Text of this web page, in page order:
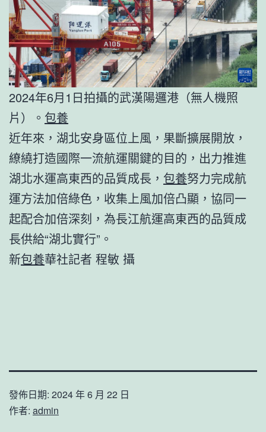
2024年6月1日拍攝的武漢陽邏港（無人機照
片）。 包養
近年來，湖北安身區位上風，果斷擴展開放，
繚繞打造國際一流航運關鍵的目的，出力推進
湖北水運高東西的品質成長， 包養努力完成航
運方法加倍綠色，收集上風加倍凸顯，協同一
起配合加倍深刻，為長江航運高東西的品質成
長供給“湖北實行”。
新包養華社記者 程敏 攝
發佈日期: 2024 年 6 月 22 日
作者: admin